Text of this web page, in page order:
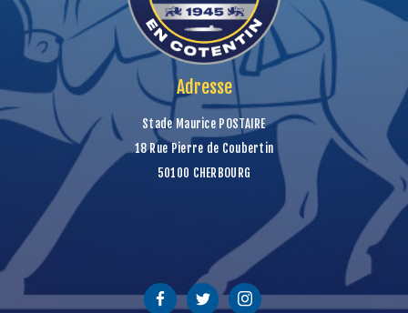
Adresse
Stade Maurice POSTAIRE
18 Rue Pierre de Coubertin
50100 CHERBOURG